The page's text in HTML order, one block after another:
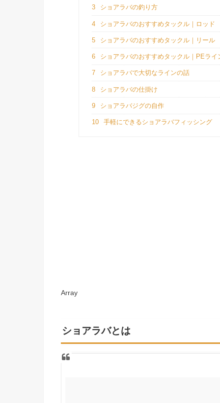
3 ショアラバの釣り方
4 ショアラバのおすすめタックル｜ロッド
5 ショアラバのおすすめタックル｜リール
6 ショアラバのおすすめタックル｜PEライ
7 ショアラバで大切なラインの話
8 ショアラバの仕掛け
9 ショアラバジグの自作
10 手軽にできるショアラバフィッシング
Array
ショアラバとは